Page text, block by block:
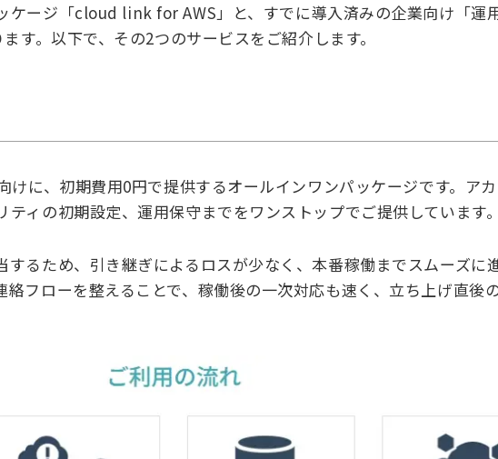
ケージ「cloud link for AWS」と、すでに導入済みの企業向け「運
す。以下で、その2つのサービスをご紹介します。
けに、初期費用0円で提供するオールインワンパッケージです。ア
ィの初期設定、運用保守までをワンストップでご提供しています。
するため、引き継ぎによるロスが少なく、本番稼働までスムーズに
絡フローを整えることで、稼働後の一次対応も速く、立ち上げ直後